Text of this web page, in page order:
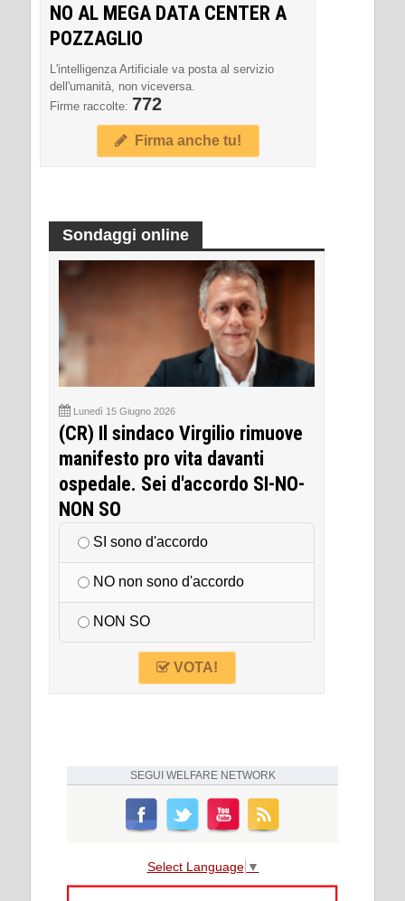
NO AL MEGA DATA CENTER A
POZZAGLIO
L'intelligenza Artificiale va posta al servizio
dell'umanità, non viceversa.
Firme raccolte: 772
Firma anche tu!
Sondaggi online
Lunedì 15 Giugno 2026
(CR) Il sindaco Virgilio rimuove
manifesto pro vita davanti
ospedale. Sei d'accordo SI-NO-
NON SO
SI sono d'accordo
NO non sono d'accordo
NON SO
VOTA!
SEGUI WELFARE NETWORK
Select Language ▼